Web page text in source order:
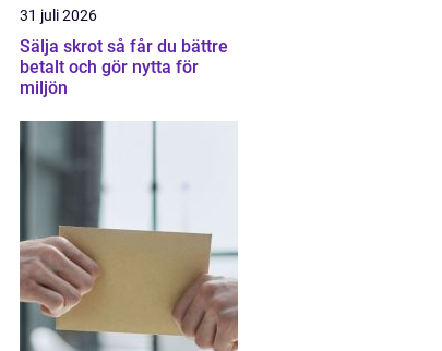
31 juli 2026
Sälja skrot så får du bättre
betalt och gör nytta för
miljön